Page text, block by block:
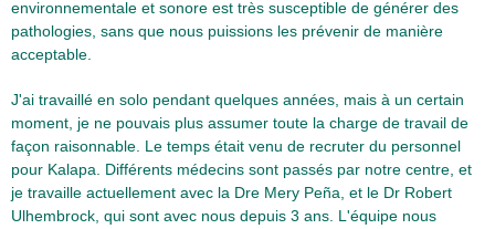
environnementale et sonore est très susceptible de générer des
pathologies, sans que nous puissions les prévenir de manière
acceptable.
J'ai travaillé en solo pendant quelques années, mais à un certain
moment, je ne pouvais plus assumer toute la charge de travail de
façon raisonnable. Le temps était venu de recruter du personnel
pour Kalapa. Différents médecins sont passés par notre centre, et
je travaille actuellement avec la Dre Mery Peña, et le Dr Robert
Ulhembrock, qui sont avec nous depuis 3 ans. L'équipe nous